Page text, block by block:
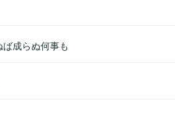
成らぬ何事も